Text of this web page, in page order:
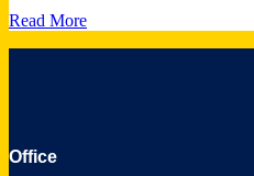
Read More
Office